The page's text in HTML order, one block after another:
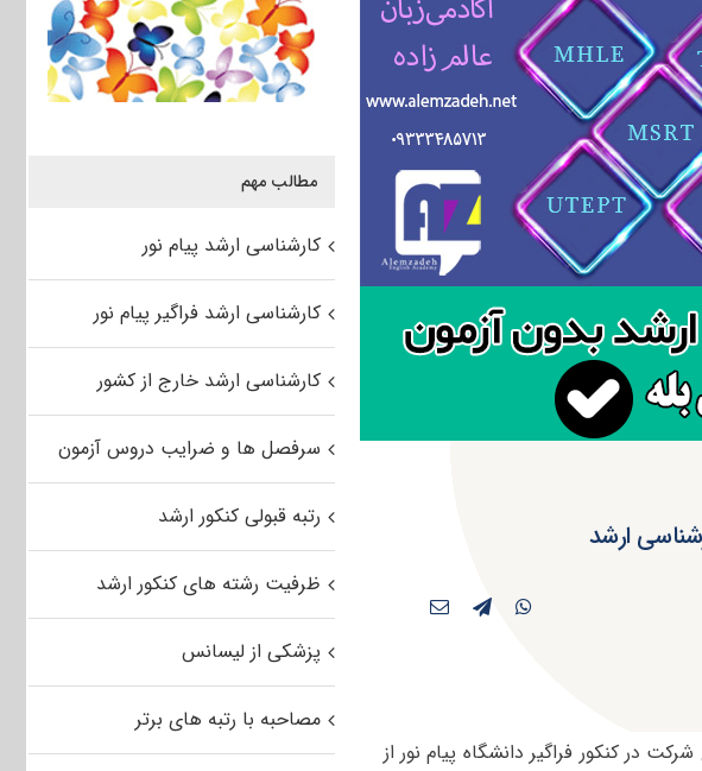
ارشد
در کنکور فراگیر دانشگاه پیام نور از
مطالب مهم
کارشناسی ارشد پیام نور
کارشناسی ارشد فراگیر پیام نور
کارشناسی ارشد خارج از کشور
سرفصل ها و ضرایب دروس آزمون
رتبه قبولی کنکور ارشد
ظرفیت رشته های کنکور ارشد
پزشکی از لیسانس
مصاحبه با رتبه های برتر